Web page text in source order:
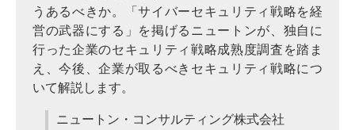
うあるべきか。「サイバーセキュリティ戦略を経
営の武器にする」を掲げるニュートンが、独自に
行った企業のセキュリティ戦略成熟度調査を踏ま
え、今後、企業が取るべきセキュリティ戦略につ
いて解説します。
ニュートン・コンサルティング株式会社